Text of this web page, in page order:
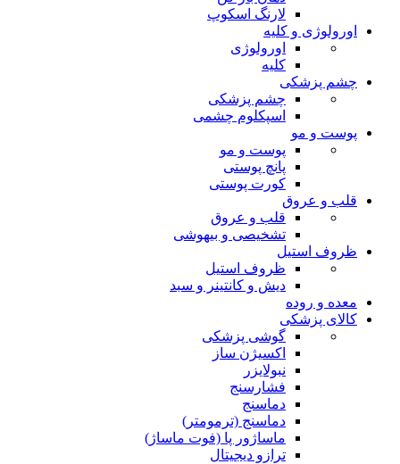
لارنگ اسکوپ
اورولوژی و کلیه
اورولوژی
کلیه
چشم پزشکی
چشم پزشکی
اسپکلوم چشمی
پوست و مو
پوست و مو
پانچ پوستی
کورت پوستی
قلب و عروق
قلب و عروق
تشخیصی و بیهوشی
ظروف استیل
ظروف استیل
دیش و کانتینر و سبد
معده و روده
کالای پزشکی
گوشی پزشکی
اکسیژن ساز
نبولایزر
فشارسنج
دماسنج
دماسنج (ترمومتر)
ماساژور پا (فوت ماساژ)
ترازو دیجیتال